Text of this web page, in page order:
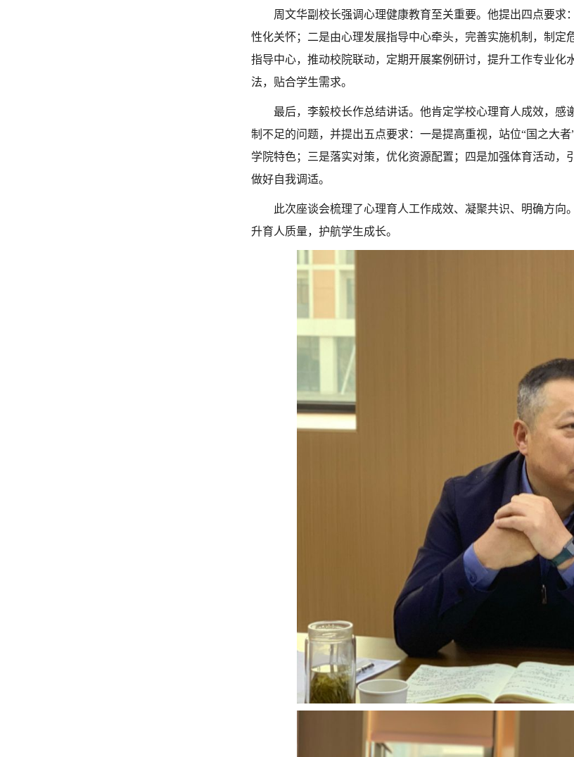
周文华副校长强调心理健康教育至关重要。他提出四点要
性化关怀；二是由心理发展指导中心牵头，完善实施机制，制
指导中心，推动校院联动，定期开展案例研讨，提升工作专业
法，贴合学生需求。
最后，李毅校长作总结讲话。他肯定学校心理育人成效，
制不足的问题，并提出五点要求：一是提高重视，站位“国之大
学院特色；三是落实对策，优化资源配置；四是加强体育活动，
做好自我调适。
此次座谈会梳理了心理育人工作成效、凝聚共识、明确方
升育人质量，护航学生成长。